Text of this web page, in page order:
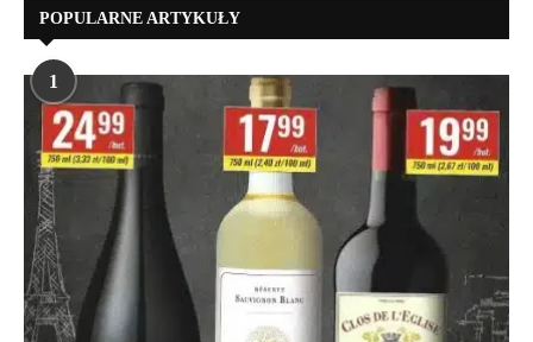
POPULARNE ARTYKUŁY
1